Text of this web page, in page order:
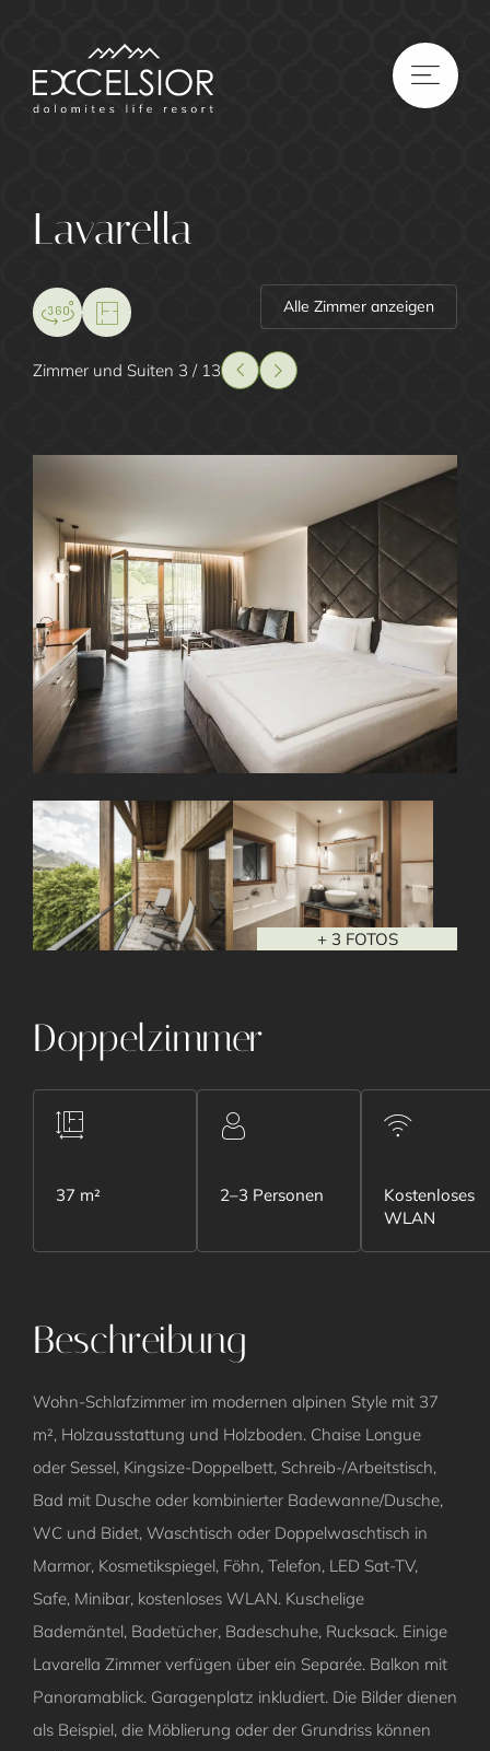
DE |IT| EN
Lavarella
Alle Zimmer anzeigen
Zimmer und Suiten 3 / 13
+ 3 FOTOS
Doppelzimmer
37 m² 2–3 Personen
Kostenloses
WLAN
Beschreibung
Wohn-Schlafzimmer im modernen alpinen Style mit 37
m², Holzausstattung und Holzboden. Chaise Longue
oder Sessel, Kingsize-Doppelbett, Schreib-/Arbeitstisch,
Bad mit Dusche oder kombinierter Badewanne/Dusche,
WC und Bidet, Waschtisch oder Doppelwaschtisch in
Marmor, Kosmetikspiegel, Föhn, Telefon, LED Sat-TV,
Safe, Minibar, kostenloses WLAN. Kuschelige
Bademäntel, Badetücher, Badeschuhe, Rucksack. Einige
Lavarella Zimmer verfügen über ein Separée. Balkon mit
Panoramablick. Garagenplatz inkludiert. Die Bilder dienen
als Beispiel, die Möblierung oder der Grundriss können